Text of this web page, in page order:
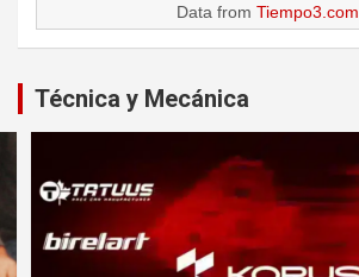
Data from Tiempo3.com
Técnica y Mecánica